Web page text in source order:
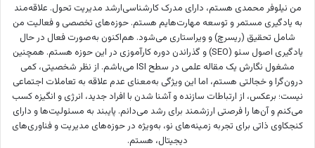
من نیلوفر محمدی هستم، دارای مدرک کارشناسی‌ارشد مدیریت تحول. علاقه‌مند
به یادگیری مستمر و توسعه مهارت‌هایم هستم. حوزه‌های تخصصی و فعالیت من
شامل تحقیق (ریسرچ) و ویراستاری می‌شود. هم‌اکنون به‌صورت فعال در حال
یادگیری اصول سئو (SEO) و گذراندن دوره کارآموزی در این حوزه هستم. همچنین
مشغول نگارش یک مقاله علمی در سطح ISI می‌باشم. از نظر شخصیتی، کمی
درون‌گرا و خجالتی هستم، اما این ویژگی به‌معنای عدم علاقه به تعاملات اجتماعی
نیست؛ برعکس، از ارتباطات سازنده و آشنا شدن با افراد جدید، انرژی و انگیزه کسب
می‌کنم و آن‌ها را فرصتی ارزشمند برای رشد می‌دانم. پایبند به مسئولیت‌ها و دارای
کنجکاوی ذاتی برای تجربه زمینه‌های نو، به‌ویژه در حوزه‌های مدیریت و فناوری‌های
دیجیتال، هستم.